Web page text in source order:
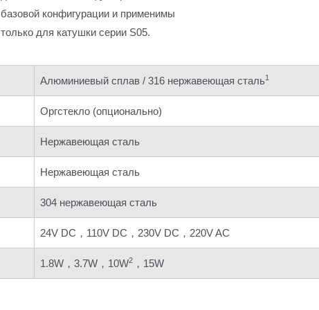
базовой конфигурации и применимы
только для катушки серии S05.
Алюминиевый сплав / 316 нержавеющая сталь1
Оргстекло (опционально)
Нержавеющая сталь
Нержавеющая сталь
304 нержавеющая сталь
24V DC，110V DC，230V DC，220V AC
1.8W，3.7W，10W2 ，15W